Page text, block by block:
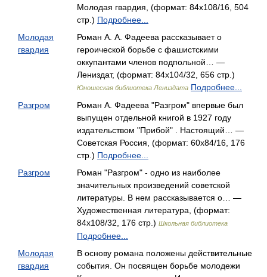
Молодая гвардия, (формат: 84x108/16, 504
стр.) Подробнее...
Молодая
гвардия
Роман А. А. Фадеева рассказывает о
героической борьбе с фашистскими
оккупантами членов подпольной… —
Лениздат, (формат: 84x104/32, 656 стр.)
Юношеская библиотека Лениздата Подробнее...
Разгром
Роман А. Фадеева "Разгром" впервые был
выпущен отдельной книгой в 1927 году
издательством "Прибой" . Настоящий… —
Советская Россия, (формат: 60x84/16, 176
стр.) Подробнее...
Разгром
Роман "Разгром" - одно из наиболее
значительных произведений советской
литературы. В нем рассказывается о… —
Художественная литература, (формат:
84x108/32, 176 стр.) Школьная библиотека
Подробнее...
Молодая
гвардия
В основу романа положены действительные
события. Он посвящен борьбе молодежи